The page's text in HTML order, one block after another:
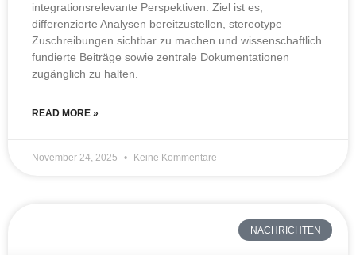
integrationsrelevante Perspektiven. Ziel ist es,
differenzierte Analysen bereitzustellen, stereotype
Zuschreibungen sichtbar zu machen und wissenschaftlich
fundierte Beiträge sowie zentrale Dokumentationen
zugänglich zu halten.
READ MORE »
November 24, 2025 Keine Kommentare
NACHRICHTEN